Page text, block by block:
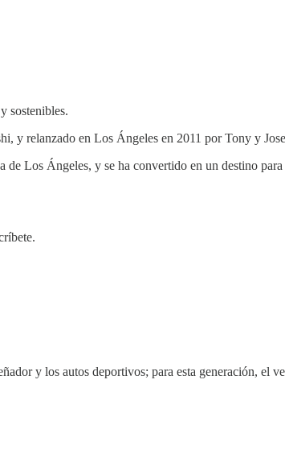
sostenibles.
y relanzado en Los Ángeles en 2011 por Tony y
de Los Ángeles, y se ha convertido en un destino
y los autos deportivos; para esta generación, el